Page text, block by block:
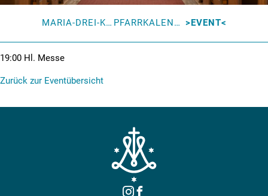
MARIA-DREI-KIRCHEN PFARRKALENDER EVENT
19:00 Hl. Messe
Zurück zur Eventübersicht